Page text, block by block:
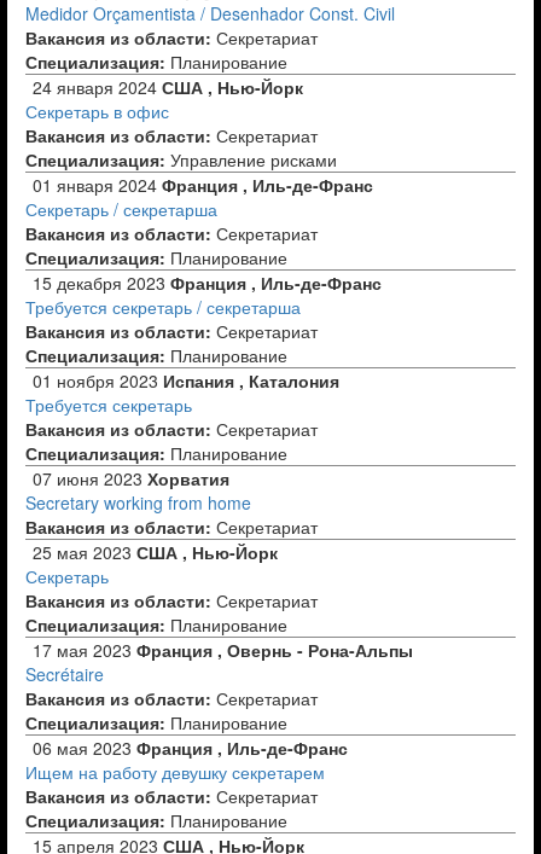
Medidor Orçamentista / Desenhador Const. Civil
Вакансия из области: Секретариат
Специализация: Планирование
24 января 2024 США , Нью-Йорк
Секретарь в офис
Вакансия из области: Секретариат
Специализация: Управление рисками
01 января 2024 Франция , Иль-де-Франс
Секретарь / секретарша
Вакансия из области: Секретариат
Специализация: Планирование
15 декабря 2023 Франция , Иль-де-Франс
Требуется секретарь / секретарша
Вакансия из области: Секретариат
Специализация: Планирование
01 ноября 2023 Испания , Каталония
Требуется секретарь
Вакансия из области: Секретариат
Специализация: Планирование
07 июня 2023 Хорватия
Secretary working from home
Вакансия из области: Секретариат
25 мая 2023 США , Нью-Йорк
Секретарь
Вакансия из области: Секретариат
Специализация: Планирование
17 мая 2023 Франция , Овернь - Рона-Альпы
Secrétaire
Вакансия из области: Секретариат
Специализация: Планирование
06 мая 2023 Франция , Иль-де-Франс
Ищем на работу девушку секретарем
Вакансия из области: Секретариат
Специализация: Планирование
15 апреля 2023 США , Нью-Йорк